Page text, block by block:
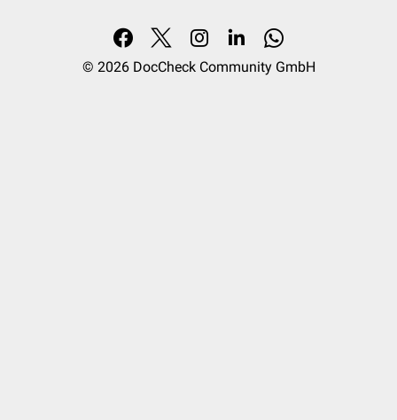
© 2026 DocCheck Community GmbH